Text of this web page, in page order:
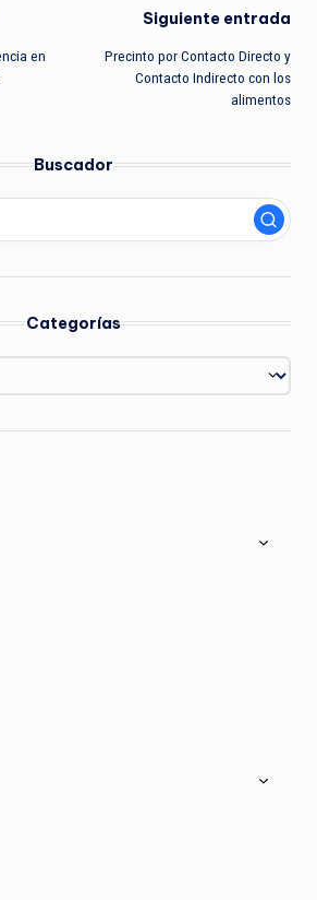
en
Siguiente entrada
Precinto por Contacto Directo y
Contacto Indirecto con los
alimentos
Buscador
Categorías